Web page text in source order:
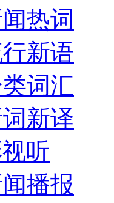
热词
新语
词汇
新译
听
播报